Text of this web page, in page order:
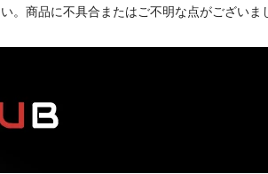
。商品に不具合またはご不明な点がございま